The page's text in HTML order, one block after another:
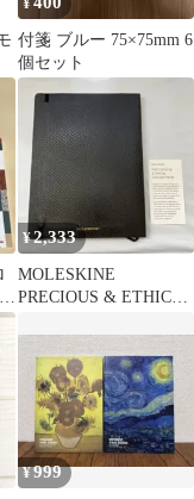
¥
付箋 ブルー 75×75mm 6
個セット
¥2,333
MOLESKINE
PRECIOUS & ETHICAL
¥999